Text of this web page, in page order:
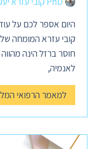
היום אספר לכם על
קובי עזרא המומחה
חוסר ברזל הינה
לאנמיה,
למאמר הרפואי